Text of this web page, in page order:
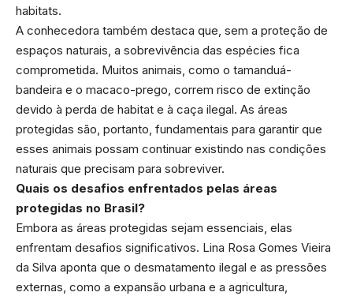
habitats.
A conhecedora também destaca que, sem a proteção de
espaços naturais, a sobrevivência das espécies fica
comprometida. Muitos animais, como o tamanduá-
bandeira e o macaco-prego, correm risco de extinção
devido à perda de habitat e à caça ilegal. As áreas
protegidas são, portanto, fundamentais para garantir que
esses animais possam continuar existindo nas condições
naturais que precisam para sobreviver.
Quais os desafios enfrentados pelas áreas
protegidas no Brasil?
Embora as áreas protegidas sejam essenciais, elas
enfrentam desafios significativos. Lina Rosa Gomes Vieira
da Silva aponta que o desmatamento ilegal e as pressões
externas, como a expansão urbana e a agricultura,